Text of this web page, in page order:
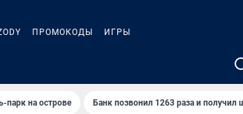
ПРОМОКОДЫ ИГРЫ
парк на острове Банк позвонил 1263 раза и получил